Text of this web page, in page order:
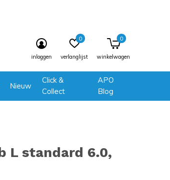
Nieuw
Click &
Collect
APO
Blog
inloggen verlanglijst
0
winkelwagen
0
L standard 6.0,